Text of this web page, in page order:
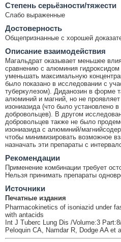
Cтепень серьёзности/тяжести
Слабо выраженные
Достоверность
Общепризнанные с хорошей
Описание взаимодействия
Магальдрат оказывает меньшее
сравнению с алюминия
уменьшать максимальную
было показано в исследовании с
туберкулезом). Диданозин в форме
алюминий и магний, но не
изониазида (что было установлено
добровольцев). В другом
добровольцев также не было
изониазида с алюминий/
чтобы минимизировать возможное
назначать эти препараты с
Рекомендации
Применение комбинации требует
Нельзя принимать препараты
Источники
Печатные издания
Pharmacokinetics of isoniazid under
with antacids
Int J Tuberc Lung Dis /Volume:3
Peloquin CA, Namdar R, Dodge AA et al